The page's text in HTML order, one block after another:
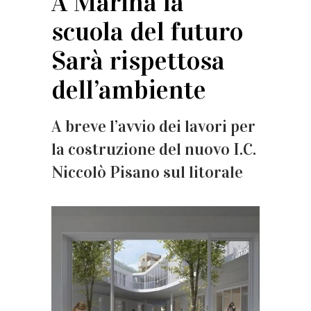
scuola del futuro
Sarà rispettosa
dell’ambiente
A breve l’avvio dei lavori per
la costruzione del nuovo I.C.
Niccolò Pisano sul litorale